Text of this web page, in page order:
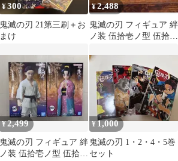
¥300
鬼滅の刃 21第三刷＋お
まけ
¥2,488
鬼滅の刃 フィギュア 絆
ノ装 伍拾壱ノ型 伍拾弐
¥2,499
鬼滅の刃 フィギュア 絆
ノ装 伍拾壱ノ型 伍拾弐
¥1,000
鬼滅の刃 1・2・4・5巻
セット